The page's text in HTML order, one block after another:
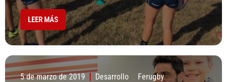
LEER MÁS
5 de marzo de 2019 Desarrollo Ferugby